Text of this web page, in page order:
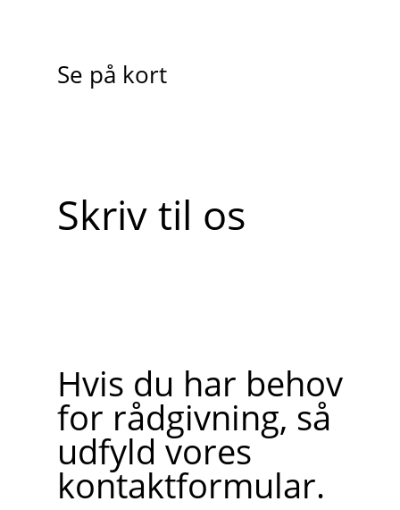
Se på kort
Skriv til os
Hvis du har behov
for rådgivning, så
udfyld vores
kontaktformular.